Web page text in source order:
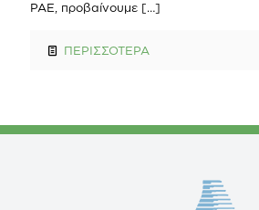
ΡΑΕ, προβαίνουμε […]
ΠΕΡΙΣΣΟΤΕΡΑ